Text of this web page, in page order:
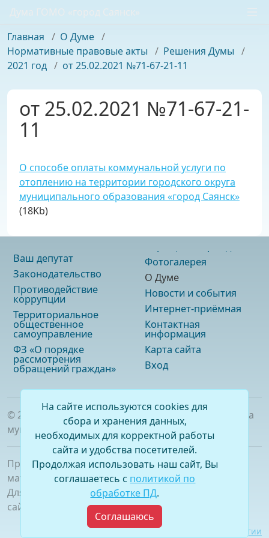
Дума ГОМО «город Саянск»
Главная / О Думе /
Нормативные правовые акты / Решения Думы /
2021 год / от 25.02.2021 №71-67-21-11
от 25.02.2021 №71-67-21-
11
О способе оплаты коммунальной услуги по
отоплению на территории городского округа
муниципального образования «город Саянск»
(18Kb)
Ваш депутат
Законодательство
Противодействие
коррупции
Территориальное
общественное
самоуправление
ФЗ «О порядке
рассмотрения
обращений граждан»
Фотогалерея
О Думе
Новости и события
Интернет-приёмная
Контактная
информация
Карта сайта
Вход
© 2026
. Официальный сайт Думы городского округа
муниципального образования «город Саянск»
При полном или частичном использовании
материалов ссылка на сайт обязательна.
Для сетевых изданий обязательна гиперссылка на
сайт –
www.dumasayansk.ru
Разработка сайта: Виртуальные технологии
На сайте используются cookies для
сбора и хранения данных,
необходимых для корректной работы
сайта и удобства посетителей.
Продолжая использовать наш сайт, Вы
соглашаетесь с политикой по
обработке ПД.
Соглашаюсь